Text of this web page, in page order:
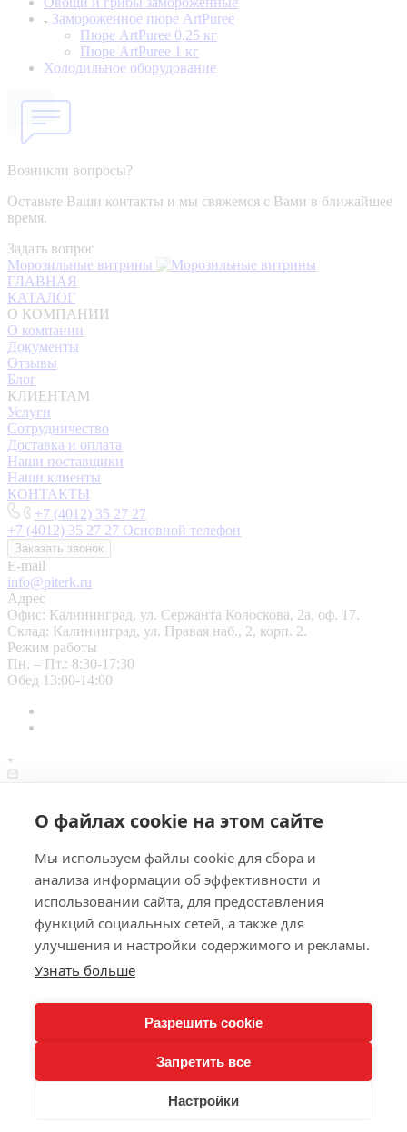
Замороженное пюре ArtPuree
Пюре ArtPuree 0,25 кг
Пюре ArtPuree 1 кг
Холодильное оборудование
Возникли вопросы?
Оставьте Ваши контакты и мы свяжемся с Вами в ближайшее
время.
Задать вопрос
Морозильные витрины
ГЛАВНАЯ
КАТАЛОГ
О КОМПАНИИ
О компании
Документы
Отзывы
Блог
КЛИЕНТАМ
Услуги
Сотрудничество
Доставка и оплата
Наши поставщики
Наши клиенты
КОНТАКТЫ
+7 (4012) 35 27 27
+7 (4012) 35 27 27 Основной телефон
Заказать звонок
E-mail
info@piterk.ru
Адрес
Офис: Калининград, ул. Сержанта Колоскова, 2а, оф. 17.
Склад: Калининград, ул. Правая наб., 2, корп. 2.
Режим работы
Пн. – Пт.: 8:30-17:30
Обед 13:00-14:00
Офис: Калининград, ул. Сержанта Колоскова, 2а, оф. 17.
© 2026 Питер-Кёльн - поставщик замороженных продуктов
питания для кафе, ресторанов, отелей, производств
Калининградской области.
Политика конфиденциальности
0 Корзина
Добавьте понравившиеся товары «‎В корзину»‎, оставьте свои
О файлах cookie на этом сайте
Мы используем файлы cookie для сбора и
анализа информации об эффективности и
использовании сайта, для предоставления
функций социальных сетей, а также для
улучшения и настройки содержимого и рекламы.
Узнать больше
Разрешить cookie
Запретить все
Настройки